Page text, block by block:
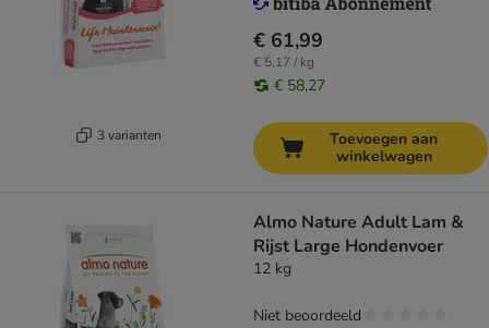
3 varianten
€ 61,99
€ 5,17 / kg
€ 58,27
Toevoegen aan
winkelwagen
Almo Nature Adult Lam &
Rijst Large Hondenvoer
12 kg
Niet beoordeeld